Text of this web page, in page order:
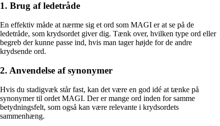
1. Brug af ledetråde
En effektiv måde at nærme sig et ord som MAGI er at se på de
ledetråde, som krydsordet giver dig. Tænk over, hvilken type ord eller
begreb der kunne passe ind, hvis man tager højde for de andre
krydsende ord.
2. Anvendelse af synonymer
Hvis du stadigvæk står fast, kan det være en god idé at tænke på
synonymer til ordet MAGI. Der er mange ord inden for samme
betydningsfelt, som også kan være relevante i krydsordets
sammenhæng.